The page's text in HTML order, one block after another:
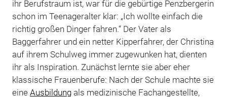
ihr Berufstraum ist, war für die gebürtige Penzbergerin
schon im Teenageralter klar: „Ich wollte einfach die
richtig großen Dinger fahren.“ Der Vater als
Baggerfahrer und ein netter Kipperfahrer, der Christina
auf ihrem Schulweg immer zugewunken hat, dienten
ihr als Inspiration. Zunächst lernte sie aber eher
klassische Frauenberufe: Nach der Schule machte sie
eine Ausbildungals medizinische Fachangestellte,